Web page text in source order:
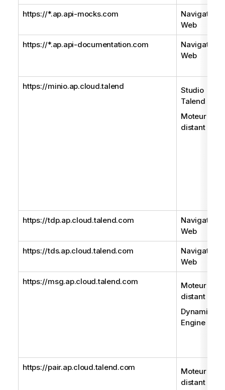
https://*.ap.api-mocks.com
Navigateur
Web
https://*.ap.api-documentation.com
Navigateur
Web
https://minio.ap.cloud.talend
Studio
Talend
Moteur
distant
https://tdp.ap.cloud.talend.com
Navigateur
Web
https://tds.ap.cloud.talend.com
Navigateur
Web
https://msg.ap.cloud.talend.com
Moteur
distant
Dynamic
Engine
https://pair.ap.cloud.talend.com
Moteur
distant